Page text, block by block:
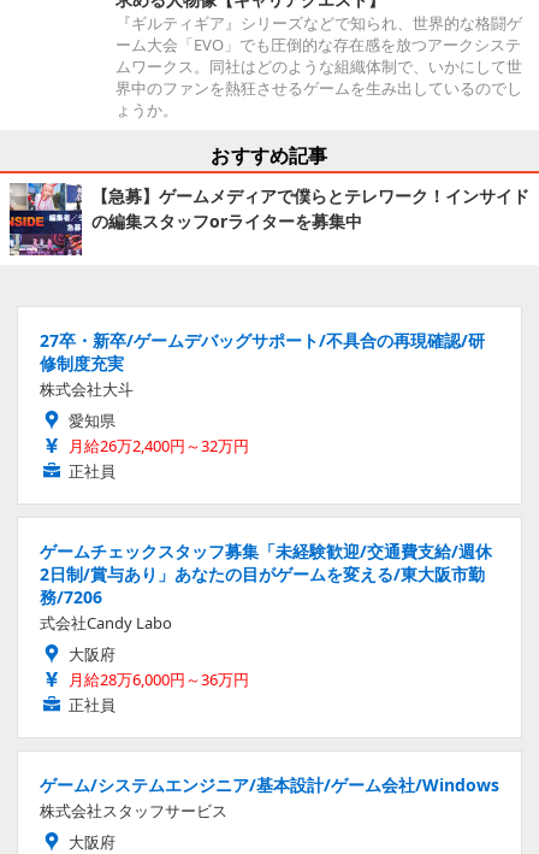
『ギルティギア』シリーズなどで知られ、世界的な格闘ゲ
ーム大会「EVO」でも圧倒的な存在感を放つアークシステ
ムワークス。同社はどのような組織体制で、いかにして世
界中のファンを熱狂させるゲームを生み出しているのでし
ょうか。
おすすめ記事
【急募】ゲームメディアで僕らとテレワーク！インサイド
の編集スタッフorライターを募集中
27卒・新卒/ゲームデバッグサポート/不具合の再現確認/研
修制度充実
株式会社大斗
愛知県
月給26万2,400円～32万円
正社員
ゲームチェックスタッフ募集「未経験歓迎/交通費支給/週休
2日制/賞与あり」あなたの目がゲームを変える/東大阪市勤
務/7206
式会社Candy Labo
大阪府
月給28万6,000円～36万円
正社員
ゲーム/システムエンジニア/基本設計/ゲーム会社/Windows
株式会社スタッフサービス
大阪府